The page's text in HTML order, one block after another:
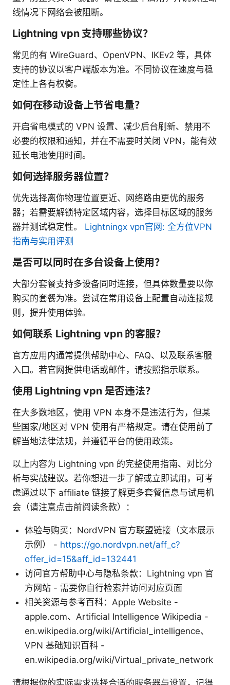
线情况下网络会被阻断。
Lightning vpn 支持哪些协议？
常见的有 WireGuard、OpenVPN、IKEv2 等，具体
支持的协议以客户端版本为准。不同协议在速度与稳
定性上各有权衡。
如何在移动设备上节省电量？
开启省电模式的 VPN 设置、减少后台刷新、禁用不
必要的权限和通知，并在不需要时关闭 VPN，能有效
延长电池使用时间。
如何选择服务器位置？
优先选择离你物理位置更近、网络路由更优的服务
器；若需要解锁特定区域内容，选择目标区域的服务
器并测试稳定性。 Lightningx vpn官网: 全方位VPN
指南与实用评测
是否可以同时在多台设备上使用？
大部分套餐支持多设备同时连接，但具体数量要以你
购买的套餐为准。尝试在常用设备上配置自动连接规
则，提升使用体验。
如何联系 Lightning vpn 的客服？
官方应用内通常提供帮助中心、FAQ、以及联系客服
入口。若官网提供电话或邮件，请按照指示联系。
使用 Lightning vpn 是否违法？
在大多数地区，使用 VPN 本身不是违法行为，但某
些国家/地区对 VPN 使用有严格规定。请在使用前了
解当地法律法规，并遵循平台的使用政策。
以上内容为 Lightning vpn 的完整使用指南、对比分
析与实战建议。若你想进一步了解或立即试用，可考
虑通过以下 affiliate 链接了解更多套餐信息与试用机
会（请注意点击前阅读条款）：
体验与购买：NordVPN 官方联盟链接（文本展示
示例） - https://go.nordvpn.net/aff_c?
offer_id=15&aff_id=132441
访问官方帮助中心与隐私条款：Lightning vpn 官
方网站 - 需要你自行检索并访问对应页面
相关资源与参考百科：Apple Website -
apple.com、Artificial Intelligence Wikipedia -
en.wikipedia.org/wiki/Artificial_intelligence、
VPN 基础知识百科 -
en.wikipedia.org/wiki/Virtual_private_network
请根据你的实际需求选择合适的服务器与设置，记得